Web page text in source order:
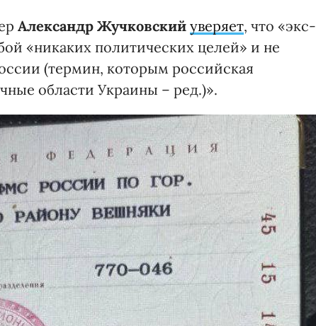
Александр Жучковский уверяет, что «экс-
«никаких политических целей» и не
(термин, которым российская
области Украины – ред.)».